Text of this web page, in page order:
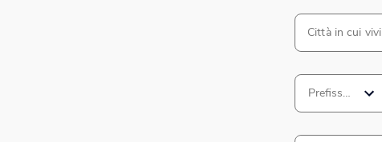
Città in cui vivi
Prefisso